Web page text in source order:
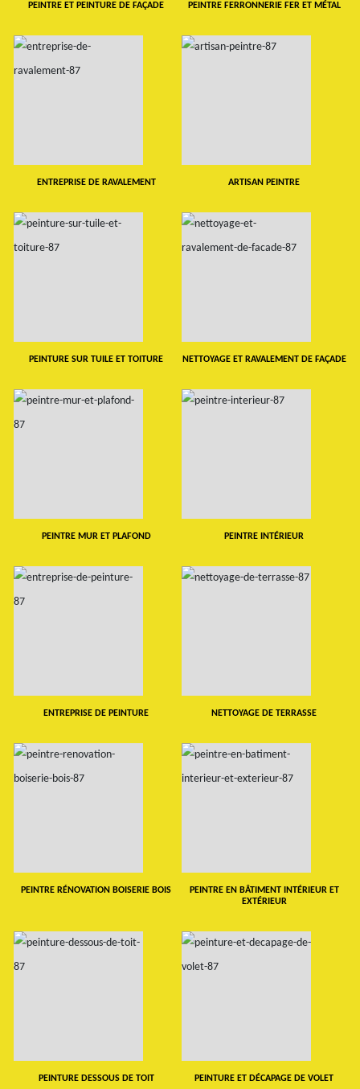
PEINTRE ET PEINTURE DE FAÇADE PEINTRE FERRONNERIE FER ET MÉTAL
ENTREPRISE DE RAVALEMENT ARTISAN PEINTRE
PEINTURE SUR TUILE ET TOITURE NETTOYAGE ET RAVALEMENT DE FAÇADE
PEINTRE MUR ET PLAFOND PEINTRE INTÉRIEUR
ENTREPRISE DE PEINTURE NETTOYAGE DE TERRASSE
PEINTRE RÉNOVATION BOISERIE BOIS
PEINTRE EN BÂTIMENT INTÉRIEUR ET
EXTÉRIEUR
PEINTURE DESSOUS DE TOIT PEINTURE ET DÉCAPAGE DE VOLET